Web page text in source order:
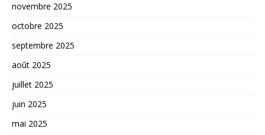
novembre 2025
octobre 2025
septembre 2025
août 2025
juillet 2025
juin 2025
mai 2025